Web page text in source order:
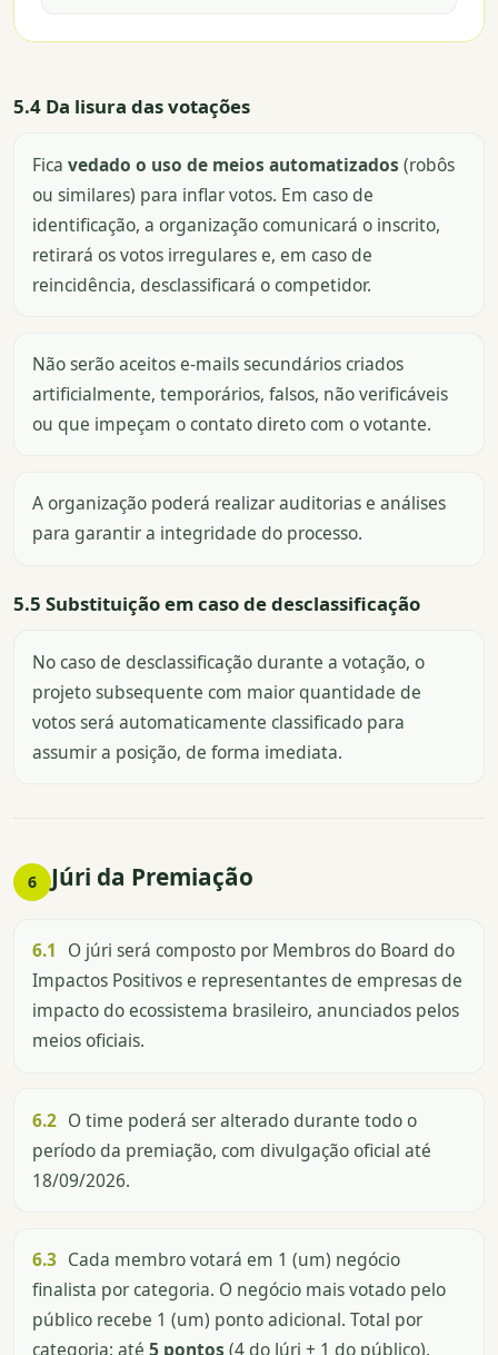
5.4 Da lisura das votações
Fica vedado o uso de meios automatizados (robôs
ou similares) para inflar votos. Em caso de
identificação, a organização comunicará o inscrito,
retirará os votos irregulares e, em caso de
reincidência, desclassificará o competidor.
Não serão aceitos e-mails secundários criados
artificialmente, temporários, falsos, não verificáveis
ou que impeçam o contato direto com o votante.
A organização poderá realizar auditorias e análises
para garantir a integridade do processo.
5.5 Substituição em caso de desclassificação
No caso de desclassificação durante a votação, o
projeto subsequente com maior quantidade de
votos será automaticamente classificado para
assumir a posição, de forma imediata.
6 Júri da Premiação
6.1 O júri será composto por Membros do Board do
Impactos Positivos e representantes de empresas de
impacto do ecossistema brasileiro, anunciados pelos
meios oficiais.
6.2 O time poderá ser alterado durante todo o
período da premiação, com divulgação oficial até
18/09/2026.
6.3 Cada membro votará em 1 (um) negócio
finalista por categoria. O negócio mais votado pelo
público recebe 1 (um) ponto adicional. Total por
categoria: até 5 pontos (4 do Júri + 1 do público).